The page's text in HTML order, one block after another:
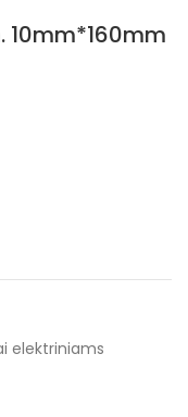
10mm*160mm
elektriniams